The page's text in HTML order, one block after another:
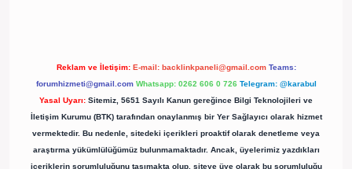
Reklam ve İletişim: E-mail: backlinkpaneli@gmail.com Teams:
forumhizmeti@gmail.com Whatsapp: 0262 606 0 726 Telegram: @karabul
Yasal Uyarı: Sitemiz, 5651 Sayılı Kanun gereğince Bilgi Teknolojileri ve
İletişim Kurumu (BTK) tarafından onaylanmış bir Yer Sağlayıcı olarak hizmet
vermektedir. Bu nedenle, sitedeki içerikleri proaktif olarak denetleme veya
araştırma yükümlülüğümüz bulunmamaktadır. Ancak, üyelerimiz yazdıkları
içeriklerin sorumluluğunu taşımakta olup, siteye üye olarak bu sorumluluğu